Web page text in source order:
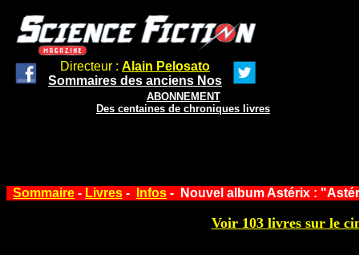
Directeur : Alain Pelosato
Sommaires des anciens Nos
ABONNEMENT
Des centaines de chroniques livres
Sommaire - Livres - Infos - Nouvel album Astérix :
Voir 103 livres sur le